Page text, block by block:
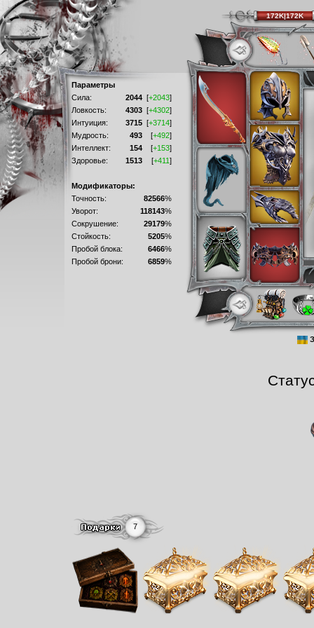
Параметры
Сила:
2044 [+2043]
Ловкость:
4303 [+4302]
Интуиция:
3715 [+3714]
Мудрость:
493 [+492]
Интеллект:
154 [+153]
Здоровье:
1513 [+411]
Модификаторы:
Точность:
82566%
Уворот:
118143%
Сокрушение:
29179%
Стойкость:
5205%
Пробой блока:
6466%
Пробой брони:
6859%
7
172K|172K